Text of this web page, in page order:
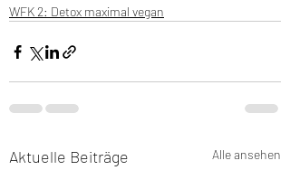
WFK 2: Detox maximal vegan
Aktuelle Beiträge Alle ansehen